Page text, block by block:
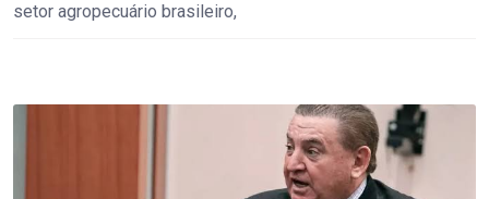
setor agropecuário brasileiro,